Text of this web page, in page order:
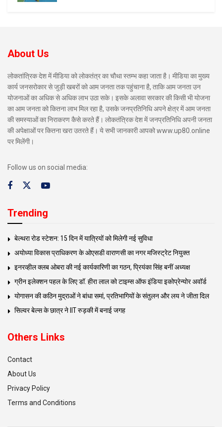
About Us
लोकतांत्रिक देश में मीडिया को लोकतंत्र का चौथा स्तम्भ कहा जाता है। मीडिया का मुख्य
कार्य जनसरोकार से जुड़ी खबरों को आम जनता तक पहुंचाना है, ताकि आम जनता उन
योजनाओं का अधिक से अधिक लाभ उठा सके। इसके अलावा सरकार की किसी भी योजना
का आम जनता को कितना लाभ मिल रहा है, उसके जनप्रतिनिधि अपने क्षेत्र में आम जनता
की समस्याओं का निराकरण कैसे करते हैं। लोकतंत्रिक देश में जनप्रतिनिधि अपनी जनता
की अपेक्षाओं पर कितना खरा उतरते हैं। ये सभी जानकारी आपको www.up80.online
पर मिलेंगी।
Follow us on social media:
Trending
बेल्थरा रोड स्टेशन: 15 दिन में यात्रियों को मिलेगी नई सुविधा
अयोध्या विकास प्राधिकरण के ओएसडी वाराणसी का नगर मजिस्ट्रेट नियुक्त
इनरव्हील क्लब ओबरा की नई कार्यकारिणी का गठन, प्रियंका सिंह बनीं अध्यक्ष
ग्रीन इलेक्शन पहल के लिए डॉ. हीरा लाल को टाइम्स ऑफ इंडिया इकोप्रेन्योर अवॉर्ड
योगासन की कठिन मुद्राओं ने बांधा समां, प्रतिभागियों के संतुलन और लय ने जीता दिल
सिल्वर बेल्स के छात्र ने IIT रुड़की में बनाई जगह
Others Links
Contact
About Us
Privacy Policy
Terms and Conditions